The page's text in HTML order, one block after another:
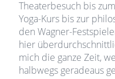
Theaterbesuch bis
Yoga-Kurs bis zur
den Wagner-
hier
mich die ganze Zeit,
halbwegs geradeaus